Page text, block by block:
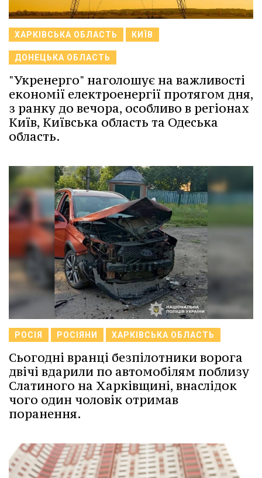
ХАРКІВСЬКА ОБЛАСТЬ КИЇВ
ДОНЕЦЬКА ОБЛАСТЬ
"Укренерго" наголошує на важливості
економії електроенергії протягом дня,
з ранку до вечора, особливо в регіонах
Київ, Київська область та Одеська
область.
РОСІЯ РОСІЯНИ ХАРКІВСЬКА ОБЛАСТЬ
Сьогодні вранці безпілотники ворога
двічі вдарили по автомобілям поблизу
Слатиного на Харківщині, внаслідок
чого один чоловік отримав
поранення.